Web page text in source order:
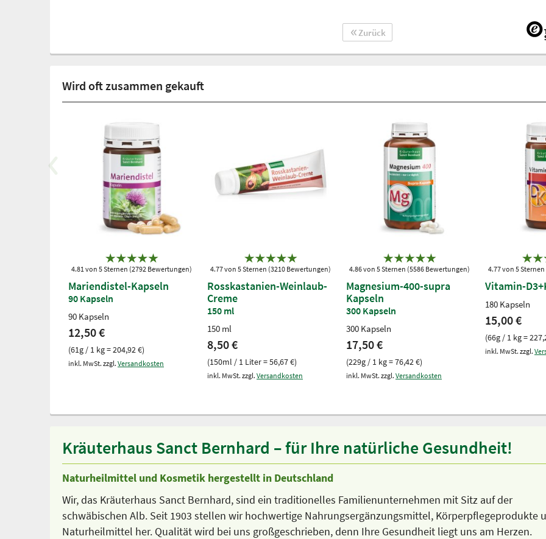
Zurück
Wird oft zusammen gekauft
4.81 von 5 Sternen (2792 Bewertungen)
Mariendistel-Kapseln
90 Kapseln
90 Kapseln
12,50 €
(61g / 1 kg = 204,92 €)
inkl. MwSt. zzgl. Versandkosten
4.77 von 5 Sternen (3210 Bewertungen)
Rosskastanien-Weinlaub-
Creme
150 ml
150 ml
8,50 €
(150ml / 1 Liter = 56,67 €)
inkl. MwSt. zzgl. Versandkosten
4.86 von 5 Sternen (5586 Bewertungen)
Magnesium-400-supra
Kapseln
300 Kapseln
300 Kapseln
17,50 €
(229g / 1 kg = 76,42 €)
inkl. MwSt. zzgl. Versandkosten
4.77 von 5
Vitamin-
180 Kapseln
15,00 €
(66g / 1 kg =
inkl. MwSt. zzgl.
Kräuterhaus Sanct Bernhard – für Ihre natürliche Gesundheit!
Naturheilmittel und Kosmetik hergestellt in Deutschland
Wir, das Kräuterhaus Sanct Bernhard, sind ein traditionelles Familienunternehmen mit Sitz auf der
schwäbischen Alb. Seit 1903 stellen wir hochwertige Nahrungsergänzungsmittel, Körperpflegeprodukte
Naturheilmittel her. Qualität wird bei uns großgeschrieben, denn Ihre Gesundheit liegt uns am Herzen.